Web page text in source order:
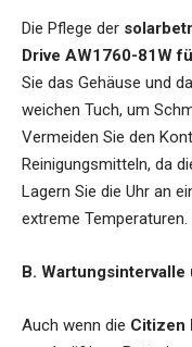
Die Pflege der
Drive AW1760-81W
Sie das Gehäuse und
weichen Tuch, um
Vermeiden Sie den
Reinigungsmitteln, da
Lagern Sie die Uhr an
extreme Temperaturen.
B.
Auch wenn die Citizen